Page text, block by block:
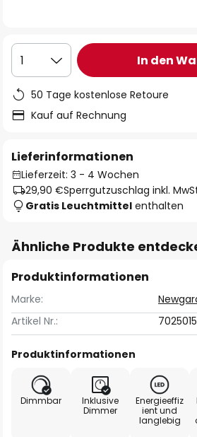
1 In den
50 Tage kostenlose Retoure
Kauf auf Rechnung
Lieferinformationen
Lieferzeit: 3 - 4 Wochen
29,90 €Sperrgutzuschlag inkl.
Gratis Leuchtmittel enthalten
Ähnliche Produkte
Produktinformationen
Marke:
Artikel Nr.:
7025015
Produktinformationen
Dimmbar
Inklusive
Dimmer
Energieeffiz
ient und
langlebig